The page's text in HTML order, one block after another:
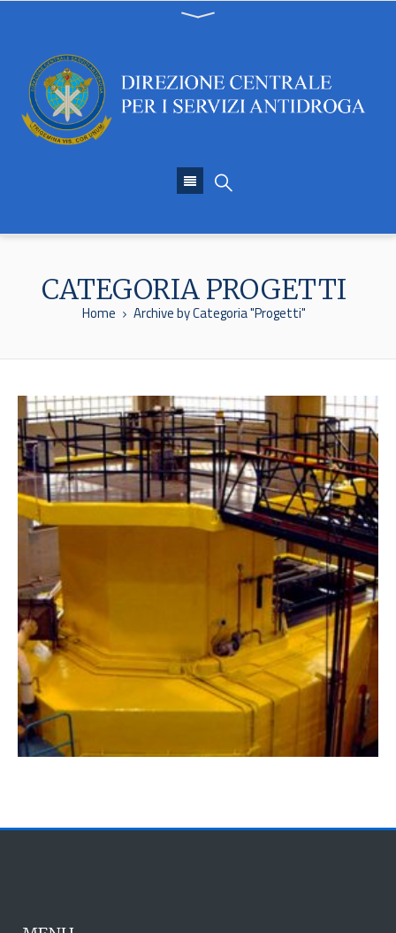
CATEGORIA PROGETTI
Home Archive by Categoria "Progetti"